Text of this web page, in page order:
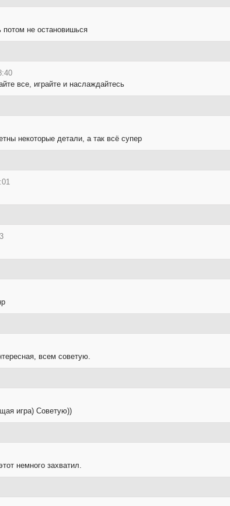
потом не остановишься
все, играйте и наслаждайтесь
некоторые детали, а так всё супер
всем советую.
игра) Советую))
немного захватил.